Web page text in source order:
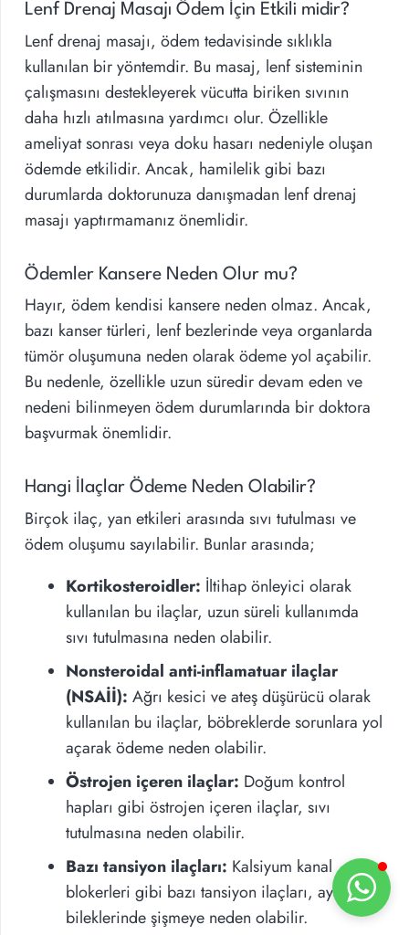
Lenf Drenaj Masajı Ödem İçin Etkili midir?
Lenf drenaj masajı, ödem tedavisinde sıklıkla
kullanılan bir yöntemdir. Bu masaj, lenf sisteminin
çalışmasını destekleyerek vücutta biriken sıvının
daha hızlı atılmasına yardımcı olur. Özellikle
ameliyat sonrası veya doku hasarı nedeniyle oluşan
ödemde etkilidir. Ancak, hamilelik gibi bazı
durumlarda doktorunuza danışmadan lenf drenaj
masajı yaptırmamanız önemlidir.
Ödemler Kansere Neden Olur mu?
Hayır, ödem kendisi kansere neden olmaz. Ancak,
bazı kanser türleri, lenf bezlerinde veya organlarda
tümör oluşumuna neden olarak ödeme yol açabilir.
Bu nedenle, özellikle uzun süredir devam eden ve
nedeni bilinmeyen ödem durumlarında bir doktora
başvurmak önemlidir.
Hangi İlaçlar Ödeme Neden Olabilir?
Birçok ilaç, yan etkileri arasında sıvı tutulması ve
ödem oluşumu sayılabilir. Bunlar arasında;
Kortikosteroidler: İltihap önleyici olarak
kullanılan bu ilaçlar, uzun süreli kullanımda
sıvı tutulmasına neden olabilir.
Nonsteroidal anti-inflamatuar ilaçlar
(NSAİİ): Ağrı kesici ve ateş düşürücü olarak
kullanılan bu ilaçlar, böbreklerde sorunlara yol
açarak ödeme neden olabilir.
Östrojen içeren ilaçlar: Doğum kontrol
hapları gibi östrojen içeren ilaçlar, sıvı
tutulmasına neden olabilir.
Bazı tansiyon ilaçları: Kalsiyum kanal
blokerleri gibi bazı tansiyon ilaçları, ayak
bileklerinde şişmeye neden olabilir.